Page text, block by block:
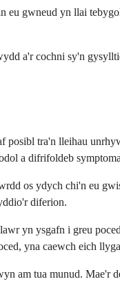
eu gwneud yn llai
a'r cochni sy'n
tra'n lleihau
a difrifoldeb
os ydych chi'n eu
diferion.
yn ysgafn i greu
yna caewch eich
am tua munud.